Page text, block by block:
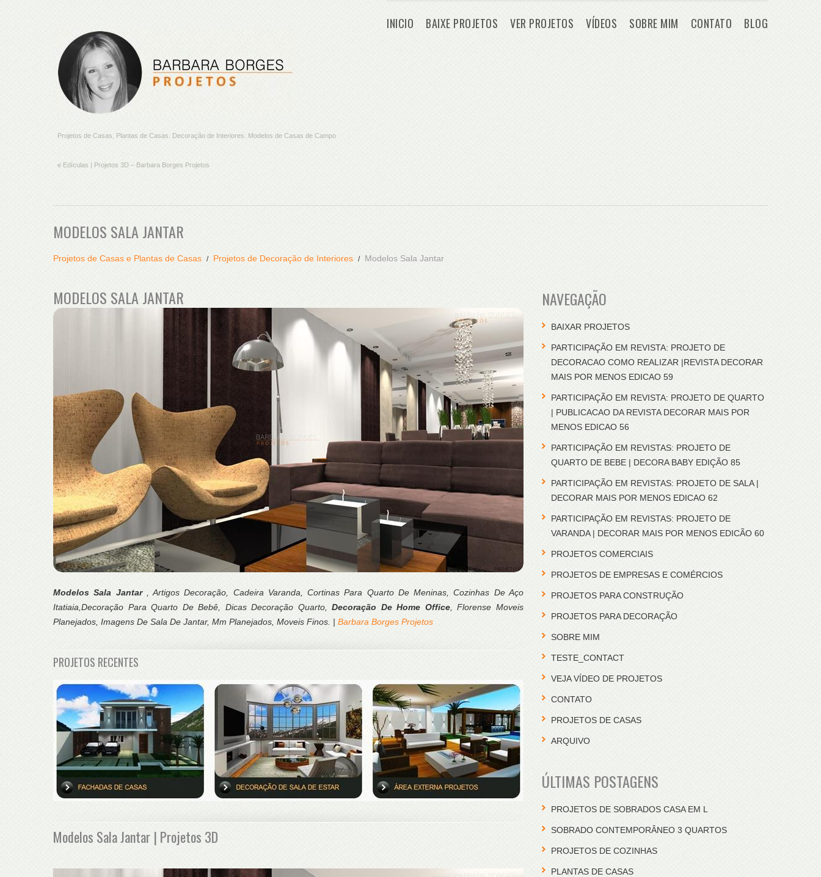
Projetos de Casas, Plantas de Casas. Decoração de Interiores. Modelos de Casas de Campo
e Edículas | Projetos 3D – Barbara Borges Projetos
INICIO BAIXE PROJETOS VER PROJETOS VÍDEOS SOBRE MIM CONTATO BLOG
MODELOS SALA JANTAR
Projetos de Casas e Plantas de Casas Projetos de Decoração de Interiores Modelos Sala Jantar
MODELOS SALA JANTAR
Modelos Sala Jantar , Artigos Decoração, Cadeira Varanda, Cortinas Para Quarto De Meninas, Cozinhas De Aço
Itatiaia,Decoração Para Quarto De Bebê, Dicas Decoração Quarto,Decoração De Home Office, Florense Moveis
Planejados, Imagens De Sala De Jantar, Mm Planejados, Moveis Finos. | Barbara Borges Projetos
PROJETOS RECENTES
Modelos Sala Jantar | Projetos 3D
NAVEGAÇÃO
BAIXAR PROJETOS
PARTICIPAÇÃO EM REVISTA: PROJETO DE
DECORACAO COMO REALIZAR |REVISTA DECORAR
MAIS POR MENOS EDICAO 59
PARTICIPAÇÃO EM REVISTA: PROJETO DE QUARTO
| PUBLICACAO DA REVISTA DECORAR MAIS POR
MENOS EDICAO 56
PARTICIPAÇÃO EM REVISTAS: PROJETO DE
QUARTO DE BEBE | DECORA BABY EDIÇÃO 85
PARTICIPAÇÃO EM REVISTAS: PROJETO DE SALA |
DECORAR MAIS POR MENOS EDICAO 62
PARTICIPAÇÃO EM REVISTAS: PROJETO DE
VARANDA | DECORAR MAIS POR MENOS EDICÃO 60
PROJETOS COMERCIAIS
PROJETOS DE EMPRESAS E COMÉRCIOS
PROJETOS PARA CONSTRUÇÃO
PROJETOS PARA DECORAÇÃO
SOBRE MIM
TESTE_CONTACT
VEJA VÍDEO DE PROJETOS
CONTATO
PROJETOS DE CASAS
ARQUIVO
ÚLTIMAS POSTAGENS
PROJETOS DE SOBRADOS CASA EM L
SOBRADO CONTEMPORÂNEO 3 QUARTOS
PROJETOS DE COZINHAS
PLANTAS DE CASAS